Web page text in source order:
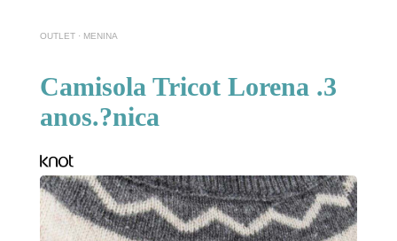
OUTLET · MENINA
Camisola Tricot Lorena .3
anos.?nica